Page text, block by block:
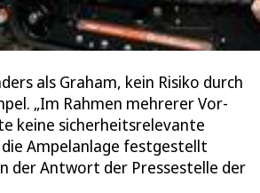
als Graham, kein Risiko durch
„Im Rahmen mehrerer Vor-
keine sicherheitsrelevante
Ampelanlage festgestellt
der Antwort der Pressestelle der